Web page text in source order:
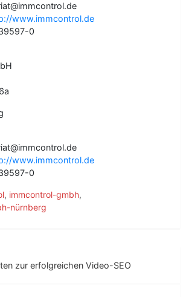
www.immcontrol.de
0
www.immcontrol.de
0
, immcontrol-gmbh,
nürnberg
zur erfolgreichen Video-SEO